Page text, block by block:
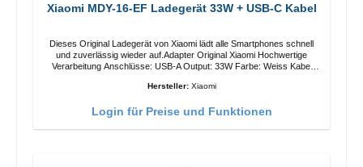
Xiaomi MDY-16-EF Ladegerät 33W + USB-C Kabel
Dieses Original Ladegerät von Xiaomi lädt alle Smartphones schnell
und zuverlässig wieder auf.Adapter Original Xiaomi Hochwertige
Verarbeitung Anschlüsse: USB-A Output: 33W Farbe: Weiss Kabel
Hersteller: Xiaomi
Login für Preise und Funktionen